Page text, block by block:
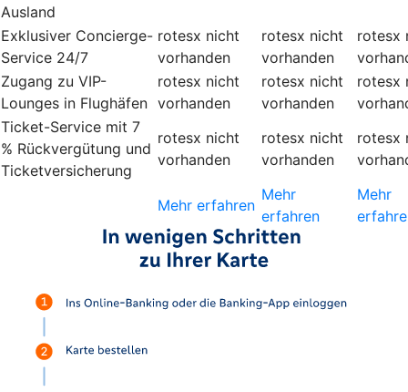
Ausland
Exklusiver Concierge-
Service 24/7
rotesx nicht
vorhanden
rotesx nicht
vorhanden
rotesx
Zugang zu VIP-
Lounges in Flughäfen
rotesx nicht
vorhanden
rotesx nicht
vorhanden
rotesx
Ticket-Service mit 7
% Rückvergütung und
Ticketversicherung
rotesx nicht
vorhanden
rotesx nicht
vorhanden
rotesx
Mehr erfahren
Mehr
erfahren
Mehr